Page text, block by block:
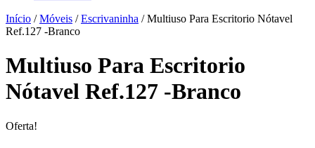
Início /Móveis /Escrivaninha / Multiuso Para Escritorio Nótavel
Ref.127 -Branco
Multiuso Para Escritorio
Nótavel Ref.127 -Branco
Oferta!